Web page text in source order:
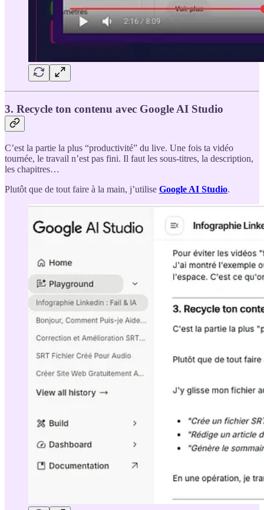
3. Recycle ton contenu avec Google AI Studio
C’est la partie la plus “productivité” du live. Une fois ta vidéo
tournée, le travail n’est pas fini. Il faut les sous-titres, la description,
les chapitres…
Plutôt que de tout faire à la main, j’utilise Google AI Studio.